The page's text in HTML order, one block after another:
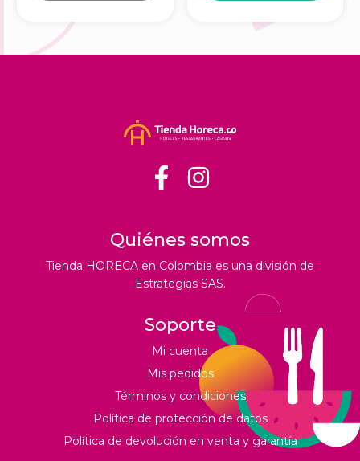
Quiénes somos
Tienda HORECA en Colombia es una división de
Estrategias SAS.
Soporte
Mi cuenta
Mis pedidos
Términos y condiciones
Política de protección de datos
Política de devolución en venta y garantía